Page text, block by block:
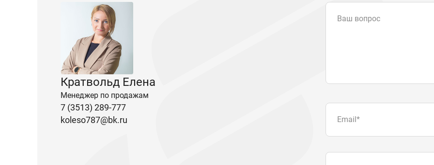
Кратвольд Елена
Менеджер по продажам
7 (3513) 289-777
koleso787@bk.ru
Ваш вопрос